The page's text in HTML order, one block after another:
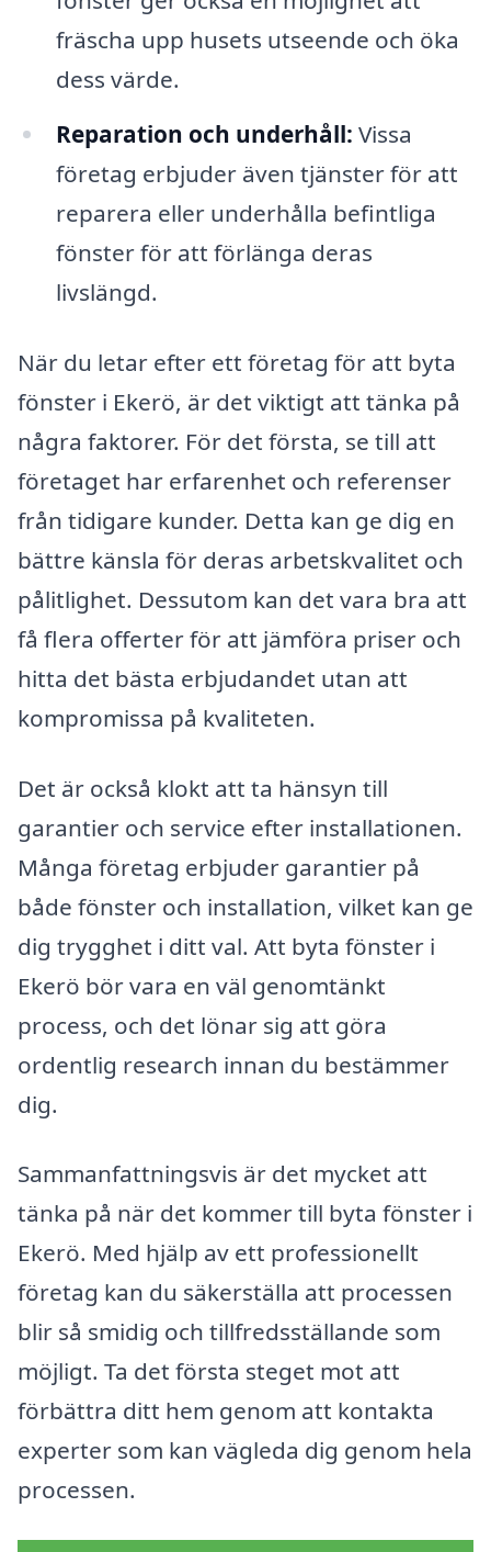
fräscha upp husets utseende och öka
dess värde.
Reparation och underhåll: Vissa
företag erbjuder även tjänster för att
reparera eller underhålla befintliga
fönster för att förlänga deras
livslängd.
När du letar efter ett företag för att byta
fönster i Ekerö, är det viktigt att tänka på
några faktorer. För det första, se till att
företaget har erfarenhet och referenser
från tidigare kunder. Detta kan ge dig en
bättre känsla för deras arbetskvalitet och
pålitlighet. Dessutom kan det vara bra att
få flera offerter för att jämföra priser och
hitta det bästa erbjudandet utan att
kompromissa på kvaliteten.
Det är också klokt att ta hänsyn till
garantier och service efter installationen.
Många företag erbjuder garantier på
både fönster och installation, vilket kan ge
dig trygghet i ditt val. Att byta fönster i
Ekerö bör vara en väl genomtänkt
process, och det lönar sig att göra
ordentlig research innan du bestämmer
dig.
Sammanfattningsvis är det mycket att
tänka på när det kommer till byta fönster i
Ekerö. Med hjälp av ett professionellt
företag kan du säkerställa att processen
blir så smidig och tillfredsställande som
möjligt. Ta det första steget mot att
förbättra ditt hem genom att kontakta
experter som kan vägleda dig genom hela
processen.